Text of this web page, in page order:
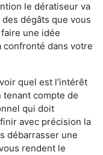
le dératiseur va
dégâts que vous
une idée
confronté dans votre
quel est l’intérêt
tenant compte de
qui doit
avec précision la
débarrasser une
rendent le